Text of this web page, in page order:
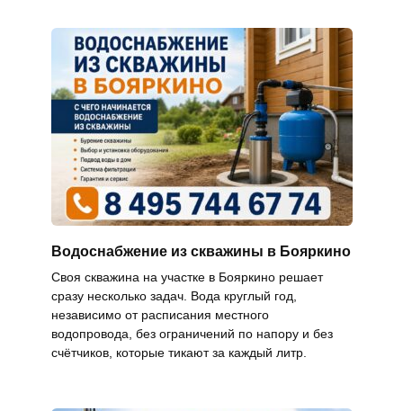
Водоснабжение из скважины в Бояркино
Своя скважина на участке в Бояркино решает
сразу несколько задач. Вода круглый год,
независимо от расписания местного
водопровода, без ограничений по напору и без
счётчиков, которые тикают за каждый литр.